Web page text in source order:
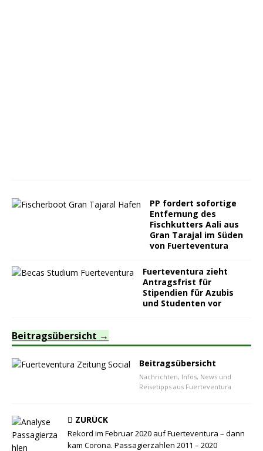
PP fordert sofortige
Entfernung des
Fischkutters Aali aus
Gran Tarajal im Süden
von Fuerteventura
Fuerteventura zieht
Antragsfrist für
Stipendien für Azubis
und Studenten vor
Beitragsübersicht
Beitragsübersicht
Nachrichten, Infos, News und
Reisetipps aus Fuerteventura
ZURÜCK
Rekord im Februar 2020 auf Fuerteventura – dann
kam Corona. Passagierzahlen 2011 – 2020